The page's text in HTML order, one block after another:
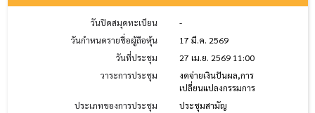
วันปิดสมุดทะเบียน
-
วันกำหนดรายชื่อผู้ถือหุ้น
17 มี.ค. 2569
วันที่ประชุม
27 เม.ย. 2569 11:00
วาระการประชุม
งดจ่ายเงินปันผล,การ
เปลี่ยนแปลงกรรมการ
ประเภทของการประชุม
ประชุมสามัญ